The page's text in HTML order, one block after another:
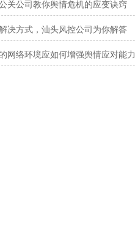
关公司教你舆情危机的应变诀窍
决方式，汕头风控公司为你解答
网络环境应如何增强舆情应对能力